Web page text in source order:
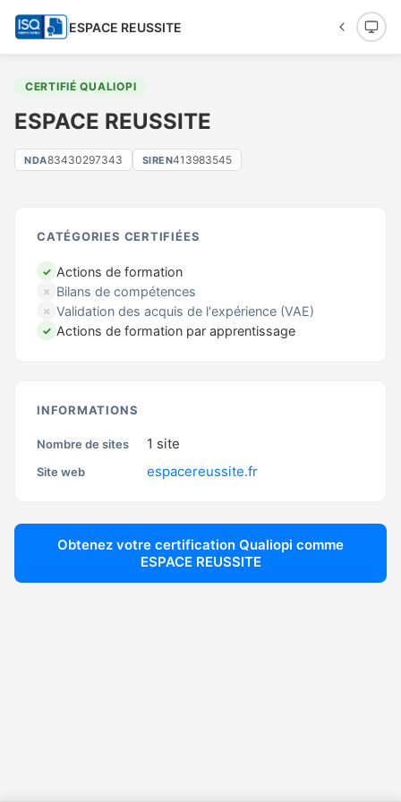
ESPACE REUSSITE
CERTIFIÉ QUALIOPI
ESPACE REUSSITE
NDA83430297343 SIREN413983545
CATÉGORIES CERTIFIÉES
✓ Actions de formation
✗ Bilans de compétences
✗ Validation des acquis de l'expérience (VAE)
✓ Actions de formation par apprentissage
INFORMATIONS
Nombre de sites 1 site
Site web espacereussite.fr
Obtenez votre certification Qualiopi comme
ESPACE REUSSITE